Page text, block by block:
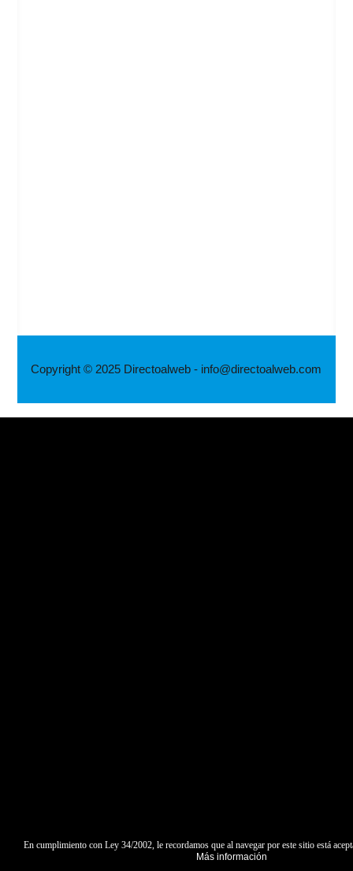
Copyright © 2025 Directoalweb - info@directoalweb.com
En cumplimiento con Ley 34/2002, le recordamos que al navegar por este sitio está
Más información